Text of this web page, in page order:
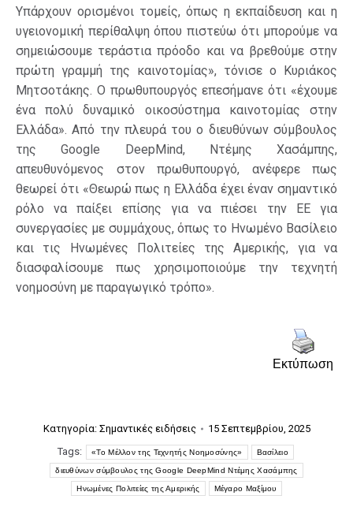
Υπάρχουν ορισμένοι τομείς, όπως η εκπαίδευση και η
υγειονομική περίθαλψη όπου πιστεύω ότι μπορούμε να
σημειώσουμε τεράστια πρόοδο και να βρεθούμε στην
πρώτη γραμμή της καινοτομίας», τόνισε ο Κυριάκος
Μητσοτάκης. Ο πρωθυπουργός επεσήμανε ότι «έχουμε
ένα πολύ δυναμικό οικοσύστημα καινοτομίας στην
Ελλάδα». Από την πλευρά του ο διευθύνων σύμβουλος
της Google DeepMind, Ντέμης Χασάμπης,
απευθυνόμενος στον πρωθυπουργό, ανέφερε πως
θεωρεί ότι «Θεωρώ πως η Ελλάδα έχει έναν σημαντικό
ρόλο να παίξει επίσης για να πιέσει την ΕΕ για
συνεργασίες με συμμάχους, όπως το Ηνωμένο Βασίλειο
και τις Ηνωμένες Πολιτείες της Αμερικής, για να
διασφαλίσουμε πως χρησιμοποιούμε την τεχνητή
νοημοσύνη με παραγωγικό τρόπο».
Εκτύπωση
Κατηγορία: Σημαντικές ειδήσεις
15 Σεπτεμβρίου, 2025
Tags:
«Το Μέλλον της Τεχνητής Νοημοσύνης» Βασίλειο
διευθύνων σύμβουλος της Google DeepMind Ντέμης Χασάμπης
Ηνωμένες Πολιτείες της Αμερικής Μέγαρο Μαξίμου